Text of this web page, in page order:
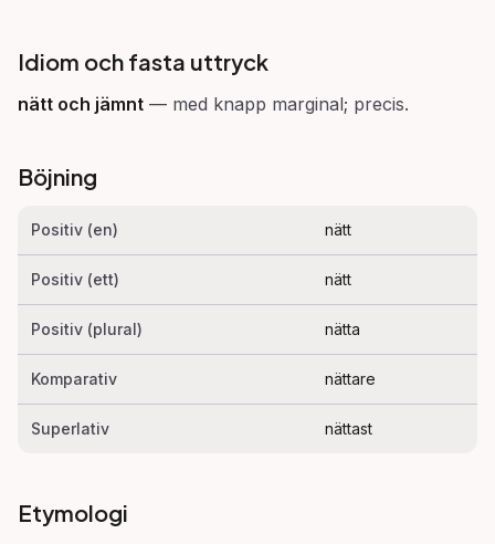
Idiom och fasta uttryck
nätt och jämnt — med knapp marginal; precis.
Böjning
Positiv (en) nätt
Positiv (ett) nätt
Positiv (plural) nätta
Komparativ nättare
Superlativ nättast
Etymologi